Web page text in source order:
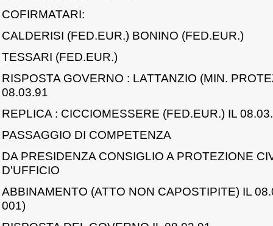
COFIRMATARI:
CALDERISI (FED.EUR.) BONINO (FED.EUR.)
TESSARI (FED.EUR.)
RISPOSTA GOVERNO : LATTANZIO (MIN.
08.03.91
REPLICA : CICCIOMESSERE (FED.EUR.) IL
PASSAGGIO DI COMPETENZA
DA PRESIDENZA CONSIGLIO A PROTEZIONE
D'UFFICIO
ABBINAMENTO (ATTO NON CAPOSTIPITE) IL
001)